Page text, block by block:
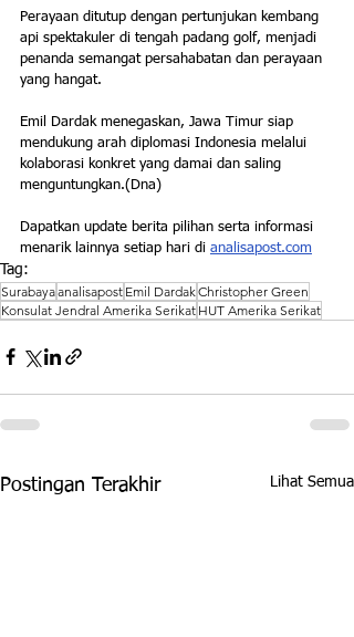
Perayaan ditutup dengan pertunjukan kembang
api spektakuler di tengah padang golf, menjadi
penanda semangat persahabatan dan perayaan
yang hangat.
Emil Dardak menegaskan, Jawa Timur siap
mendukung arah diplomasi Indonesia melalui
kolaborasi konkret yang damai dan saling
menguntungkan.(Dna)
Dapatkan update berita pilihan serta informasi
menarik lainnya setiap hari di analisapost.com
Tag:
Surabayaanalisapost Emil DardakChristopher Green
Konsulat Jendral Amerika Serikat HUT Amerika Serikat
Postingan Terakhir Lihat Semua